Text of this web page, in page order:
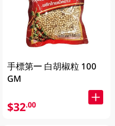
手標第一 白胡椒粒 100
GM
$32.00